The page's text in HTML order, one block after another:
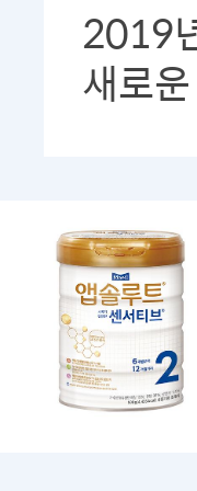
2019
새로